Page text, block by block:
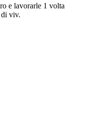
e lavorarle 1 volta
di viv.